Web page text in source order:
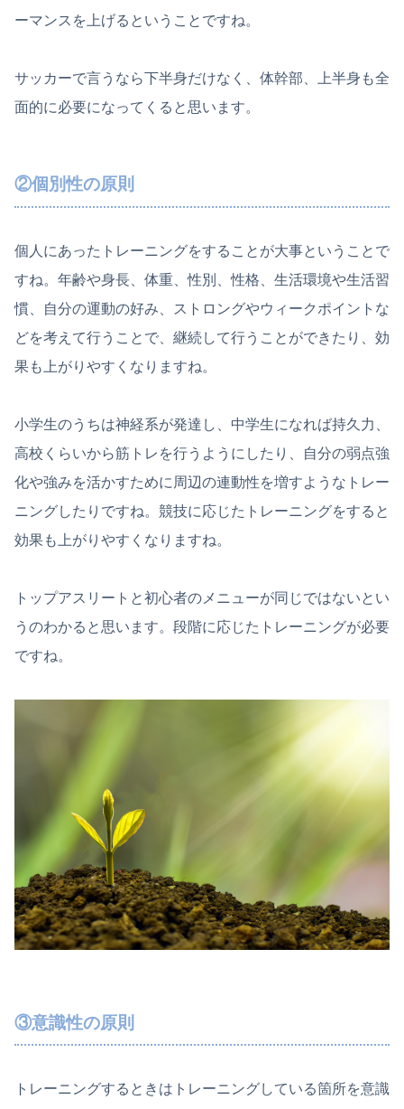
ーマンスを上げるということですね。
サッカーで言うなら下半身だけなく、体幹部、上半身も全
面的に必要になってくると思います。
②個別性の原則
個人にあったトレーニングをすることが大事ということで
すね。年齢や身長、体重、性別、性格、生活環境や生活習
慣、自分の運動の好み、ストロングやウィークポイントな
どを考えて行うことで、継続して行うことができたり、効
果も上がりやすくなりますね。
小学生のうちは神経系が発達し、中学生になれば持久力、
高校くらいから筋トレを行うようにしたり、自分の弱点強
化や強みを活かすために周辺の連動性を増すようなトレー
ニングしたりですね。競技に応じたトレーニングをすると
効果も上がりやすくなりますね。
トップアスリートと初心者のメニューが同じではないとい
うのわかると思います。段階に応じたトレーニングが必要
ですね。
③意識性の原則
トレーニングするときはトレーニングしている箇所を意識